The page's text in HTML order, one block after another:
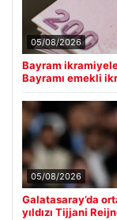
05/08/2026
Bayram
Bayramı emekli
05/08/2026
Galatasaray’da
yıldızı Tijjani